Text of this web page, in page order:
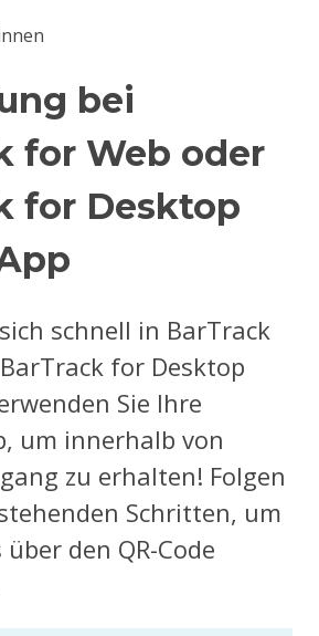
bei
for Web oder
for Desktop
schnell in BarTrack
for Desktop
Sie Ihre
um innerhalb von
zu erhalten! Folgen
Schritten, um
den QR-Code